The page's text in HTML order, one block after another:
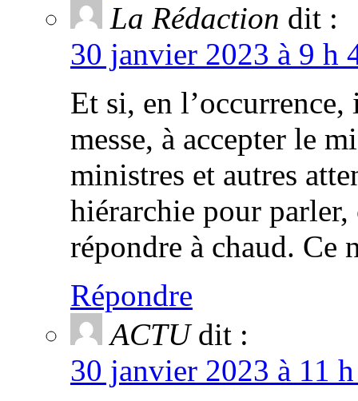
La Rédaction dit :
30 janvier 2023 à 9 h
Et si, en
messe, à accepter le
ministres et autres
hiérarchie pour parler,
répondre à chaud. Ce
Répondre
ACTU dit :
30 janvier 2023 à 11